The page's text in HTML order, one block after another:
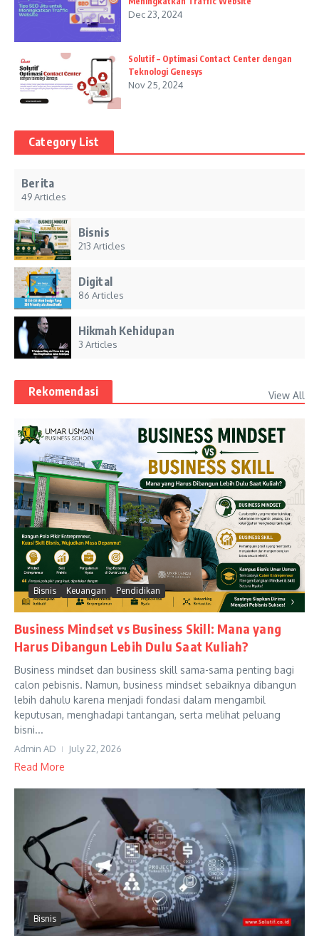
Dec 23, 2024
Solutif – Optimasi Contact Center dengan
Teknologi Genesys
Nov 25, 2024
Category List
Berita
49 Articles
Bisnis
213 Articles
Digital
86 Articles
Hikmah Kehidupan
3 Articles
Rekomendasi View All
Bisnis Keuangan Pendidikan
Business Mindset vs Business Skill: Mana yang
Harus Dibangun Lebih Dulu Saat Kuliah?
Business mindset dan business skill sama-sama penting bagi
calon pebisnis. Namun, business mindset sebaiknya dibangun
lebih dahulu karena menjadi fondasi dalam mengambil
keputusan, menghadapi tantangan, serta melihat peluang
bisni...
Admin AD July 22, 2026
Read More
Bisnis